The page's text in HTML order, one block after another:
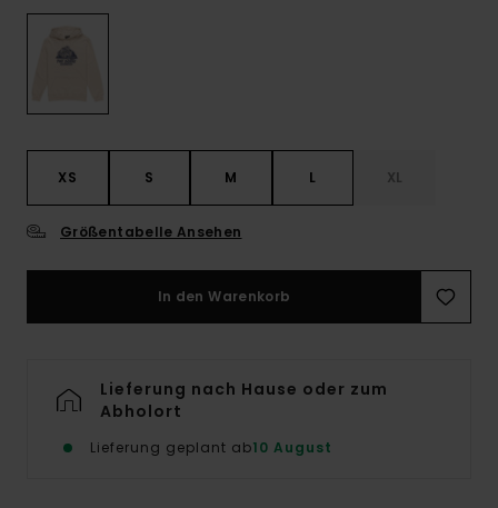
XS S M L XL
Größentabelle Ansehen
In den Warenkorb
Lieferung nach Hause oder zum
Abholort
Lieferung geplant ab10 August